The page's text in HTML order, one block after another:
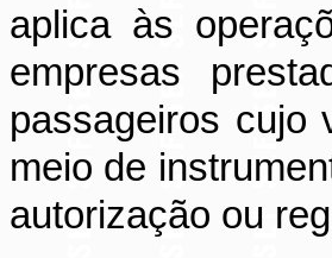
aplica às
empresas
passageiros cujo
meio de
autorização ou